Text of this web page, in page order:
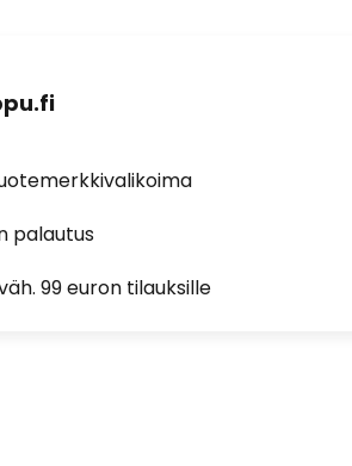
palautus
99 euron tilauksille